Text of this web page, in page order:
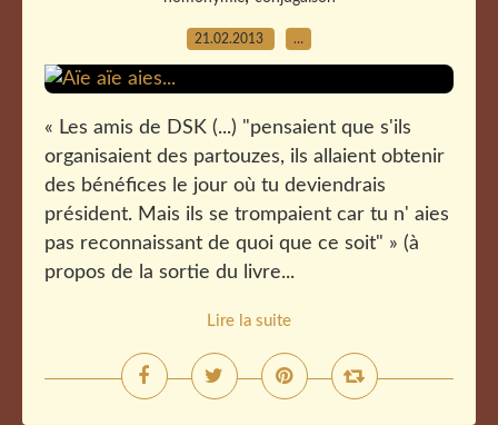
21.02.2013 …
« Les amis de DSK (...) "pensaient que s'ils
organisaient des partouzes, ils allaient obtenir
des bénéfices le jour où tu deviendrais
président. Mais ils se trompaient car tu n' aies
pas reconnaissant de quoi que ce soit" » (à
propos de la sortie du livre...
Lire la suite